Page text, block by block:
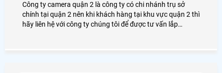
Công ty camera quận 2 là công ty có chi nhánh trụ sở
chính tại quận 2 nên khi khách hàng tại khu vực quận 2 thì
hãy liên hệ với công ty chúng tôi để được tư vấn lắp